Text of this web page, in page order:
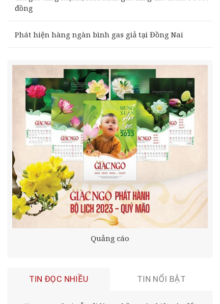
đồng
Phát hiện hàng ngàn bình gas giả tại Đồng Nai
Quảng cáo
TIN ĐỌC NHIỀU TIN NỔI BẬT